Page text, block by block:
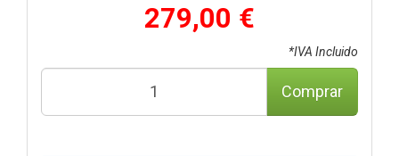
279,00 €
*IVA Incluido
Comprar